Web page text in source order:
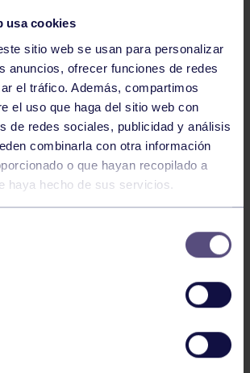
usa cookies
sitio web se usan para personalizar
anuncios, ofrecer funciones de redes
el tráfico. Además, compartimos
el uso que haga del sitio web con
de redes sociales, publicidad y análisis
combinarla con otra información
o que hayan recopilado a
haya hecho de sus servicios.
Abr 2026
DE ASTURIAS